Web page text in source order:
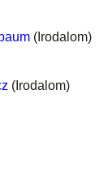
(Irodalom)
(Irodalom)